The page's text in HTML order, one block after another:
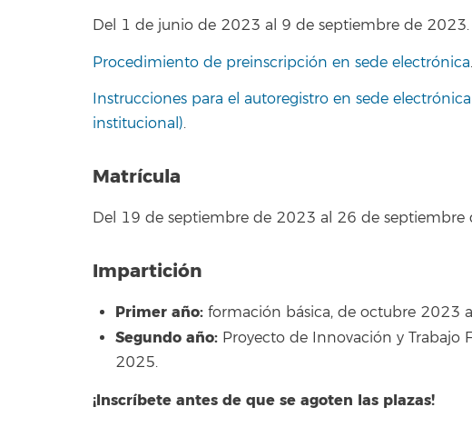
Del 1 de junio de 2023 al 9 de septiembre de 2023.
Procedimiento de preinscripción en sede electrónica.
Instrucciones para el autoregistro en sede
institucional).
Matrícula
Del 19 de septiembre de 2023 al 26 de septiembre
Impartición
Primer año: formación básica, de octubre 2023
Segundo año: Proyecto de Innovación y
2025.
¡Inscríbete antes de que se agoten las plazas!